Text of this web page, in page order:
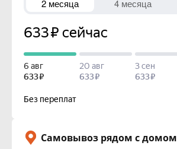
Самовывоз рядом с домом